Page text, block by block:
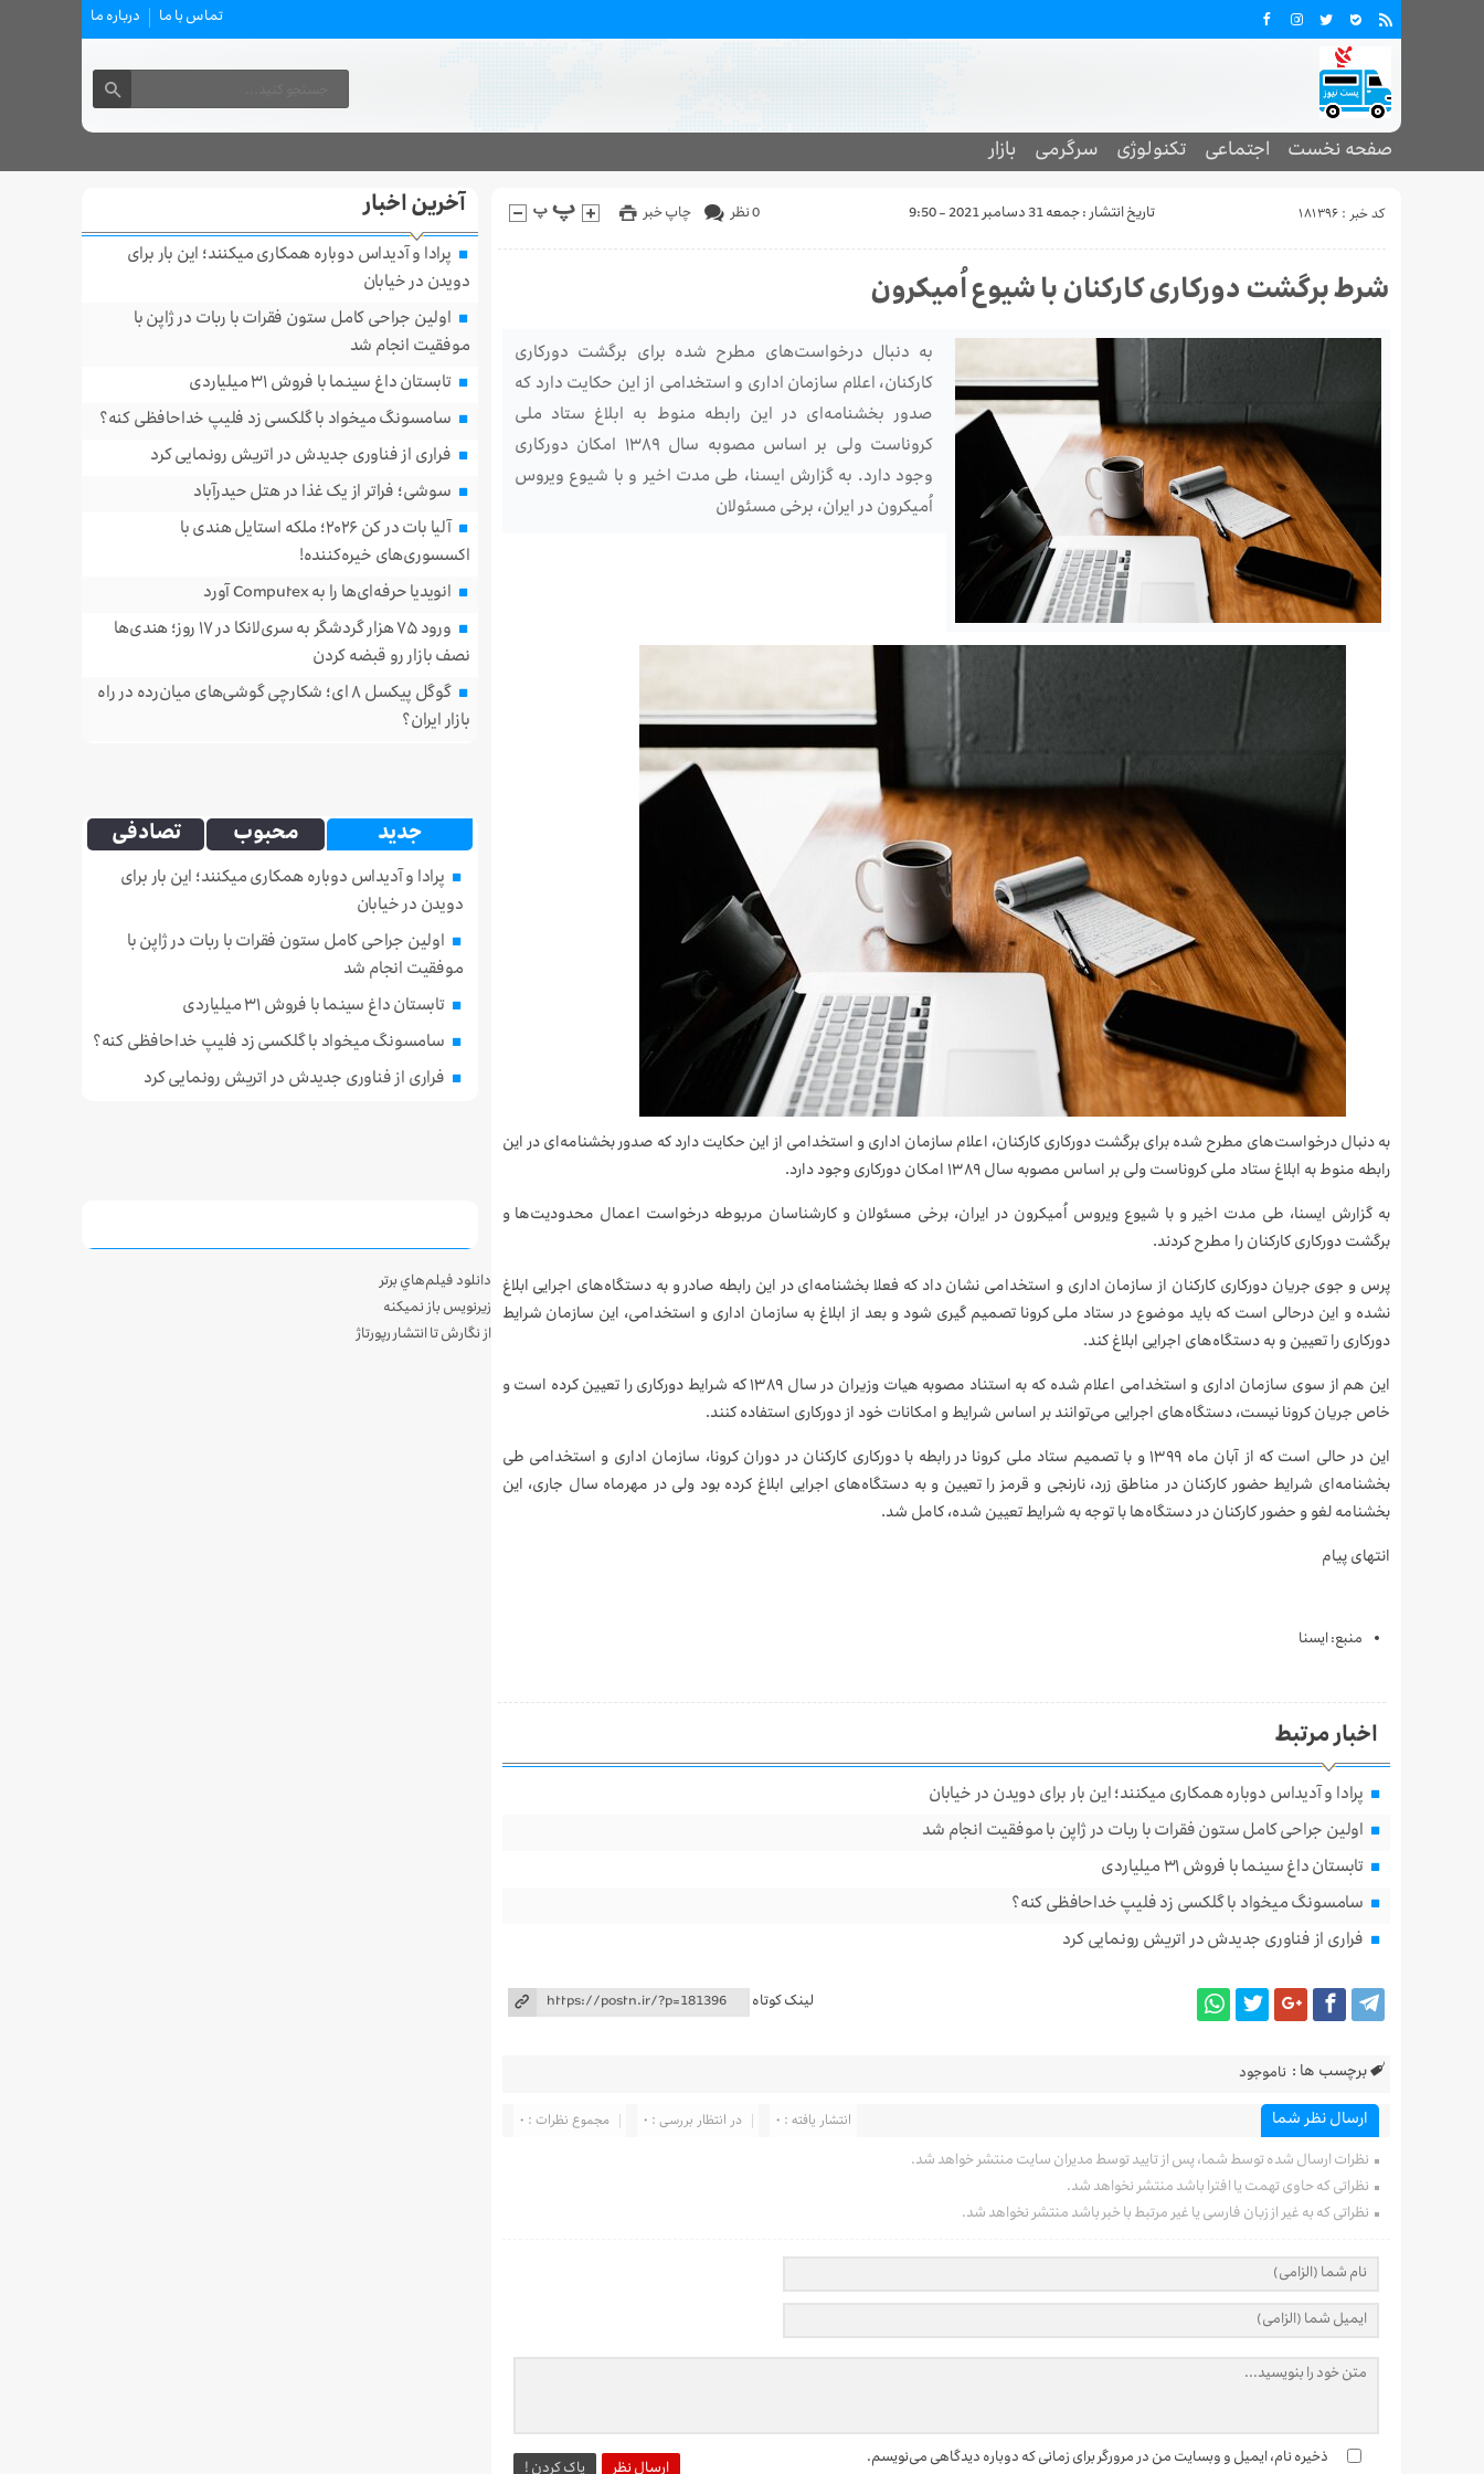
تماس با ما درباره ما
صفحه نخست اجتماعی تکنولوژی سرگرمی بازار
کد خبر : 181396 تاریخ انتشار : جمعه 31 دسامبر 2021 - 9:50 چاپ خبر 0 نظر
شرط برگشت دورکاری کارکنان با شیوع اُمیکرون
به دنبال درخواست‌های مطرح شده برای برگشت دورکاری
کارکنان، اعلام سازمان اداری و استخدامی از این حکایت دارد که
صدور بخشنامه‌ای در این رابطه منوط به ابلاغ ستاد ملی
کروناست ولی بر اساس مصوبه سال ۱۳۸۹ امکان دورکاری
وجود دارد. به گزارش ایسنا، طی مدت اخیر و با شیوع ویروس
اُمیکرون در ایران، برخی مسئولان
به دنبال درخواست‌های مطرح شده برای برگشت دورکاری کارکنان، اعلام سازمان اداری و استخدامی از این حکایت دارد که صدور بخشنامه‌ای در این
رابطه منوط به ابلاغ ستاد ملی کروناست ولی بر اساس مصوبه سال ۱۳۸۹ امکان دورکاری وجود دارد.
به گزارش ایسنا، طی مدت اخیر و با شیوع ویروس اُمیکرون در ایران، برخی مسئولان و کارشناسان مربوطه درخواست اعمال محدودیت‌ها و
برگشت دورکاری کارکنان را مطرح کردند.
پرس و جوی جریان دورکاری کارکنان از سازمان اداری و استخدامی نشان داد که فعلا بخشنامه‌ای در این رابطه صادر و به دستگاه‌های اجرایی ابلاغ
نشده و این درحالی است که باید موضوع در ستاد ملی کرونا تصمیم گیری شود و بعد از ابلاغ به سازمان اداری و استخدامی، این سازمان شرایط
دورکاری را تعیین و به دستگاه‌های اجرایی ابلاغ کند.
این هم از سوی سازمان اداری و استخدامی اعلام شده که به استناد مصوبه هیات وزیران در سال ۱۳۸۹ که شرایط دورکاری را تعیین کرده است و
خاص جریان کرونا نیست، دستگاه‌های اجرایی می‌توانند بر اساس شرایط و امکانات خود از دورکاری استفاده کنند.
این در حالی است که از آبان ماه ۱۳۹۹ و با تصمیم ستاد ملی کرونا در رابطه با دورکاری کارکنان در دوران کرونا، سازمان اداری و استخدامی طی
بخشنامه‌ای شرایط حضور کارکنان در مناطق زرد، نارنجی و قرمز را تعیین و به دستگاه‌های اجرایی ابلاغ کرده بود ولی در مهرماه سال جاری، این
بخشنامه لغو و حضور کارکنان در دستگاه‌ها با توجه به شرایط تعیین شده، کامل شد.
انتهای پیام
منبع: ايسنا
اخبار مرتبط
پرادا و آدیداس دوباره همکاری میکنند؛ این بار برای دویدن در خیابان
اولین جراحی کامل ستون فقرات با ربات در ژاپن با موفقیت انجام شد
تابستان داغ سینما با فروش ۳۱ میلیاردی
سامسونگ میخواد با گلکسی زد فلیپ خداحافظی کنه؟
فراری از فناوری جدیدش در اتریش رونمایی کرد
لینک کوتاه
برچسب ها : ناموجود
ارسال نظر شما مجموع نظرات : 0 در انتظار بررسی : 0 انتشار یافته : 0
نظرات ارسال شده توسط شما، پس از تایید توسط مدیران سایت منتشر خواهد شد.
نظراتی که حاوی تهمت یا افترا باشد منتشر نخواهد شد.
نظراتی که به غیر از زبان فارسی یا غیر مرتبط با خبر باشد منتشر نخواهد شد.
ارسال نظر پاک کردن !
ذخیره نام، ایمیل و وبسایت من در مرورگر برای زمانی که دوباره دیدگاهی می‌نویسم.
آخرین اخبار
پرادا و آدیداس دوباره همکاری میکنند؛ این بار برای
دویدن در خیابان
اولین جراحی کامل ستون فقرات با ربات در ژاپن با
موفقیت انجام شد
تابستان داغ سینما با فروش ۳۱ میلیاردی
سامسونگ میخواد با گلکسی زد فلیپ خداحافظی کنه؟
فراری از فناوری جدیدش در اتریش رونمایی کرد
سوشی؛ فراتر از یک غذا در هتل حیدرآباد
آلیا بات در کن ۲۰۲۶؛ ملکه استایل هندی با
اکسسوری‌های خیره‌کننده!
انویدیا حرفه‌ای‌ها را به Computex آورد
ورود ۷۵ هزار گردشگر به سری‌لانکا در ۱۷ روز؛ هندی‌ها
نصف بازار رو قبضه کردن
گوگل پیکسل ۸ ای؛ شکارچی گوشی‌های میان‌رده در راه
بازار ایران؟
جدید محبوب تصادفی
پرادا و آدیداس دوباره همکاری میکنند؛ این بار برای
دویدن در خیابان
اولین جراحی کامل ستون فقرات با ربات در ژاپن با
موفقیت انجام شد
تابستان داغ سینما با فروش ۳۱ میلیاردی
سامسونگ میخواد با گلکسی زد فلیپ خداحافظی کنه؟
فراری از فناوری جدیدش در اتریش رونمایی کرد
دانلود فيلم‌هاي برتر
زيرنويس باز نميکنه
از نگارش تا انتشار رپورتاژ